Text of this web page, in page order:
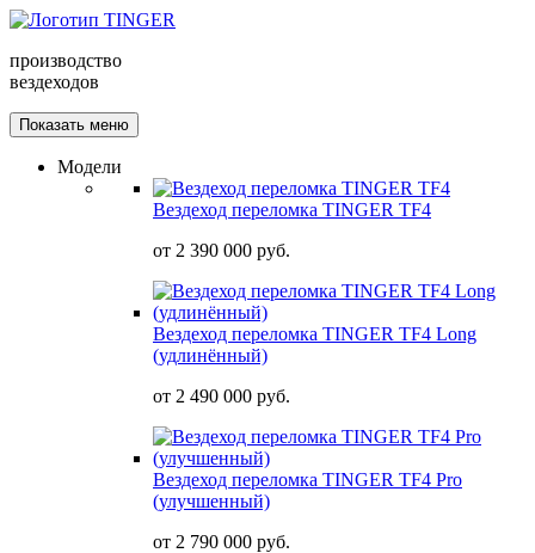
производство
вездеходов
Показать меню
Модели
Вездеход переломка TINGER TF4
от 2 390 000 руб.
Вездеход переломка TINGER TF4 Long
(удлинённый)
от 2 490 000 руб.
Вездеход переломка TINGER TF4 Pro
(улучшенный)
от 2 790 000 руб.